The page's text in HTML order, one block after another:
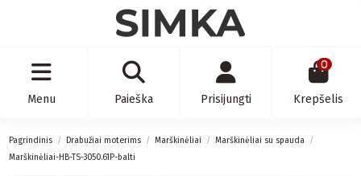
Menu Paieška Prisijungti
0
Krepšelis
Pagrindinis Drabužiai moterims Marškinėliai
Marškinėliai su spauda
Marškinėliai-HB-TS-3050.61P-balti